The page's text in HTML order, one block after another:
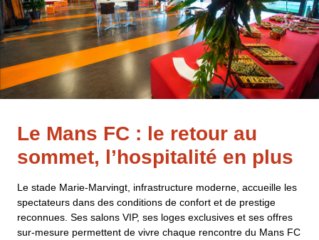
Le Mans FC : le retour au
sommet, l’hospitalité en plus
Le stade Marie-Marvingt, infrastructure moderne, accueille les
spectateurs dans des conditions de confort et de prestige
reconnues. Ses salons VIP, ses loges exclusives et ses offres
sur-mesure permettent de vivre chaque rencontre du Mans FC